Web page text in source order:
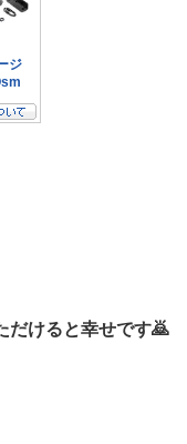
だけると幸せです🙇